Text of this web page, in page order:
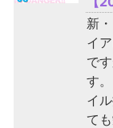
新
イ
で
す
イ
て